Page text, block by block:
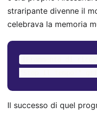
straripante divenne il
celebrava la memoria
Il successo di quel